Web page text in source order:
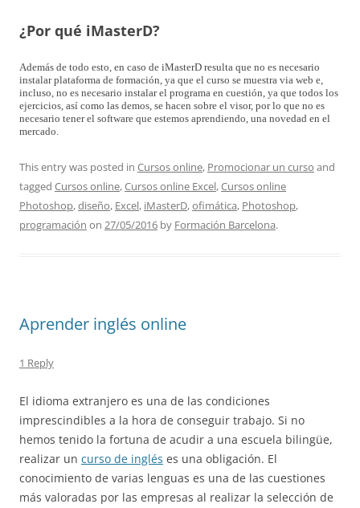
¿Por qué iMasterD?
Además de todo esto, en caso de iMasterD resulta que no es necesario
instalar plataforma de formación, ya que el curso se muestra via web e,
incluso, no es necesario instalar el programa en cuestión, ya que todos los
ejercicios, así como las demos, se hacen sobre el visor, por lo que no es
necesario tener el software que estemos aprendiendo, una novedad en el
mercado.
This entry was posted in Cursos online, Promocionar un curso and
tagged Cursos online,Cursos online Excel,Cursos online
Photoshop,diseño, Excel, iMasterD,ofimática, Photoshop,
programación on 27/05/2016 by Formación Barcelona.
Aprender inglés online
1 Reply
El idioma extranjero es una de las condiciones
imprescindibles a la hora de conseguir trabajo. Si no
hemos tenido la fortuna de acudir a una escuela bilingüe,
realizar un curso de inglés es una obligación. El
conocimiento de varias lenguas es una de las cuestiones
más valoradas por las empresas al realizar la selección de